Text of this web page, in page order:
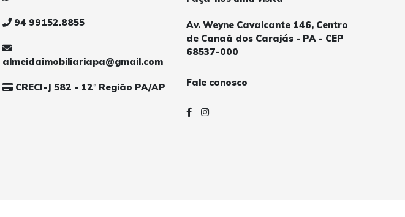
94 99152.8855
almeidaimobiliariapa@gmail.com
CRECI-J 582 - 12° Região PA/AP
Av. Weyne Cavalcante 146, Centro
de Canaã dos Carajás - PA - CEP
68537-000
Fale conosco